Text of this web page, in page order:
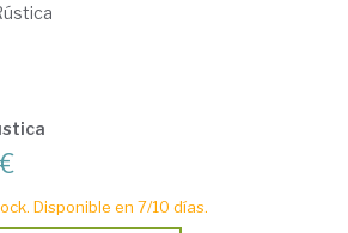
Disponible en 7/10 días.